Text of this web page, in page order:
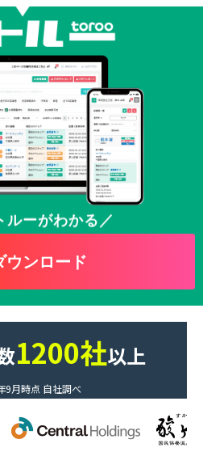
ルーがわかる／
ウンロード
1200社以上
月時点 自社調べ